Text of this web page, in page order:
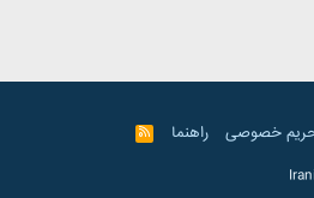
خصوصی راهنما
R
S